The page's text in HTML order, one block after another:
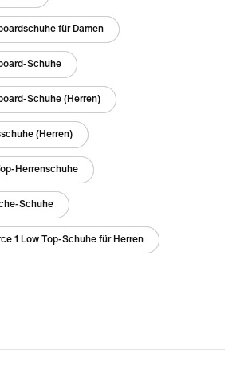
für Damen
Schuhe
Schuhe (Herren)
(Herren)
Herrenschuhe
Schuhe
1 Low Top-Schuhe für Herren